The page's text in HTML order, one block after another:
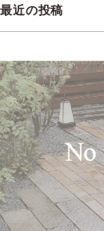
最近の投稿